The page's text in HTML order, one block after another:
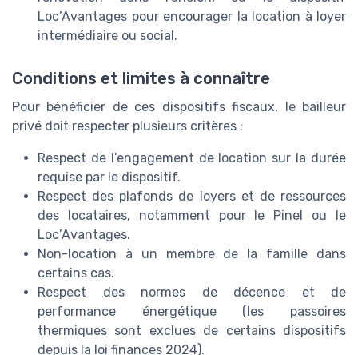
Loc’Avantages pour encourager la location à loyer
intermédiaire ou social.
Conditions et limites à connaître
Pour bénéficier de ces dispositifs fiscaux, le bailleur
privé doit respecter plusieurs critères :
Respect de l’engagement de location sur la durée
requise par le dispositif.
Respect des plafonds de loyers et de ressources
des locataires, notamment pour le Pinel ou le
Loc’Avantages.
Non-location à un membre de la famille dans
certains cas.
Respect des normes de décence et de
performance énergétique (les passoires
thermiques sont exclues de certains dispositifs
depuis la loi finances 2024).